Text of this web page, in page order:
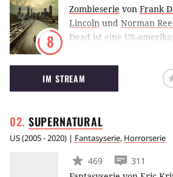
8
Zombieserie von Frank
Lincoln und Norman
Dead ist eine US-
Comic-Reihe aus der
Kirkman basiert. Die
Welt nach der Zombie-
um ihr Überleben zu
wird diese Gruppe von
IM STREAM
SUPERNATURAL
US(2005 - 2020) | Fantasyserie, Horrorserie
469
311